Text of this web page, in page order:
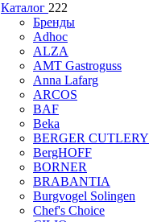
Каталог 222
Бренды
Adhoc
ALZA
AMT Gastroguss
Anna Lafarg
ARCOS
BAF
Beka
BERGER CUTLERY
BergHOFF
BORNER
BRABANTIA
Burgvogel Solingen
Chef's Choice